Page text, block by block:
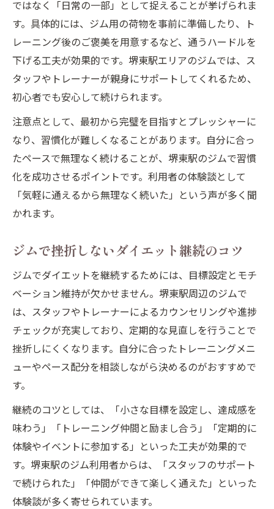
ではなく「日常の一部」として捉えることが挙げられま
す。具体的には、ジム用の荷物を事前に準備したり、ト
レーニング後のご褒美を用意するなど、通うハードルを
下げる工夫が効果的です。堺東駅エリアのジムでは、ス
タッフやトレーナーが親身にサポートしてくれるため、
初心者でも安心して続けられます。
注意点として、最初から完璧を目指すとプレッシャーに
なり、習慣化が難しくなることがあります。自分に合っ
たペースで無理なく続けることが、堺東駅のジムで習慣
化を成功させるポイントです。利用者の体験談として
「気軽に通えるから無理なく続いた」という声が多く聞
かれます。
ジムで挫折しないダイエット継続のコツ
ジムでダイエットを継続するためには、目標設定とモチ
ベーション維持が欠かせません。堺東駅周辺のジムで
は、スタッフやトレーナーによるカウンセリングや進捗
チェックが充実しており、定期的な見直しを行うことで
挫折しにくくなります。自分に合ったトレーニングメニ
ューやペース配分を相談しながら決めるのがおすすめで
す。
継続のコツとしては、「小さな目標を設定し、達成感を
味わう」「トレーニング仲間と励まし合う」「定期的に
体験やイベントに参加する」といった工夫が効果的で
す。堺東駅のジム利用者からは、「スタッフのサポート
で続けられた」「仲間ができて楽しく通えた」といった
体験談が多く寄せられています。